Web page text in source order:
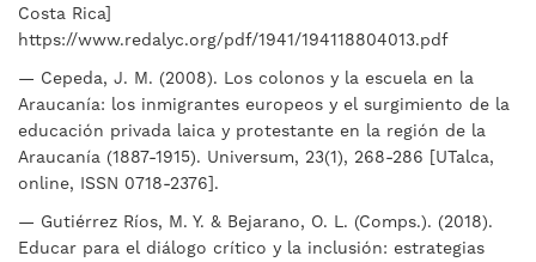
Costa Rica]
https://www.redalyc.org/pdf/1941/194118804013.pdf
— Cepeda, J. M. (2008). Los colonos y la escuela en la
Araucanía: los inmigrantes europeos y el surgimiento de la
educación privada laica y protestante en la región de la
Araucanía (1887-1915). Universum, 23(1), 268-286 [UTalca,
online, ISSN 0718-2376].
— Gutiérrez Ríos, M. Y. & Bejarano, O. L. (Comps.). (2018).
Educar para el diálogo crítico y la inclusión: estrategias